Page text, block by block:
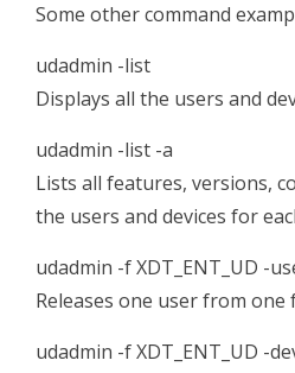
Some other command
udadmin -list
Displays all the users and
udadmin -list -a
Lists all features, versions,
the users and devices for
udadmin -f XDT_ENT_UD -
Releases one user from one
udadmin -f XDT_ENT_UD -